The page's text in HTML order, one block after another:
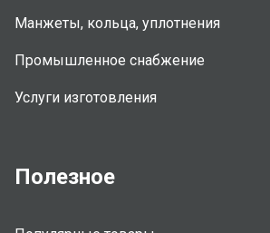
Манжеты, кольца, уплотнения
Промышленное снабжение
Услуги изготовления
Полезное